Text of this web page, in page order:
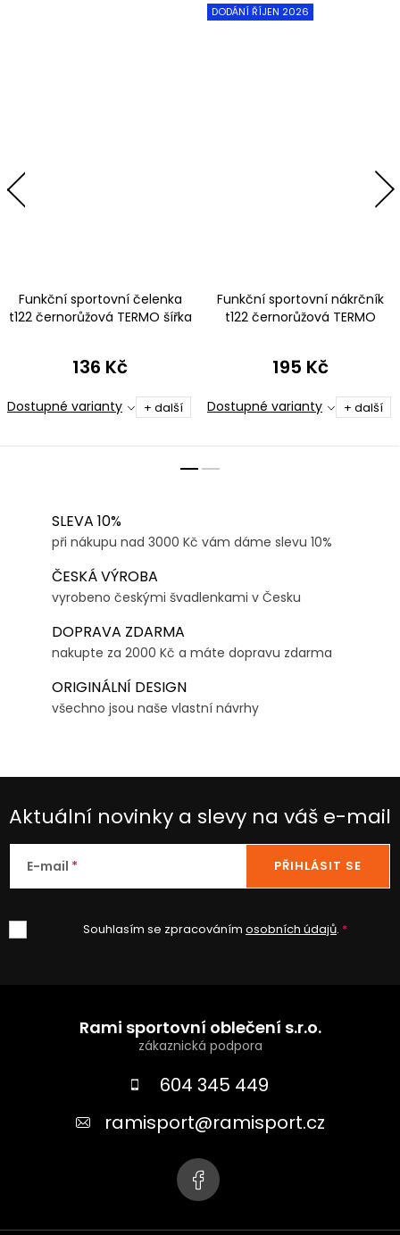
Funkční sportovní čelenka
t122 černorůžová TERMO šířka
136 Kč
Dostupné varianty + další
DODÁNÍ ŘÍJEN 2026
Funkční sportovní nákrčník
t122 černorůžová TERMO
195 Kč
Dostupné varianty + další
SLEVA 10%
při nákupu nad 3000 Kč vám dáme slevu 10%
ČESKÁ VÝROBA
vyrobeno českými švadlenkami v Česku
DOPRAVA ZDARMA
nakupte za 2000 Kč a máte dopravu zdarma
ORIGINÁLNÍ DESIGN
všechno jsou naše vlastní návrhy
Aktuální novinky a slevy na váš e-mail
E-mail
Souhlasím se zpracováním osobních údajů.
PŘIHLÁSIT SE
Rami sportovní oblečení s.r.o.
604 345 449
ramisport@ramisport.cz